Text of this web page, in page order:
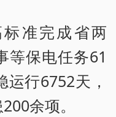
准完成省两
等保电任务61
行6752天，
余项。